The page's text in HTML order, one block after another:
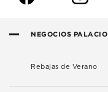
NEGOCIOS PALACIO
Rebajas de Verano